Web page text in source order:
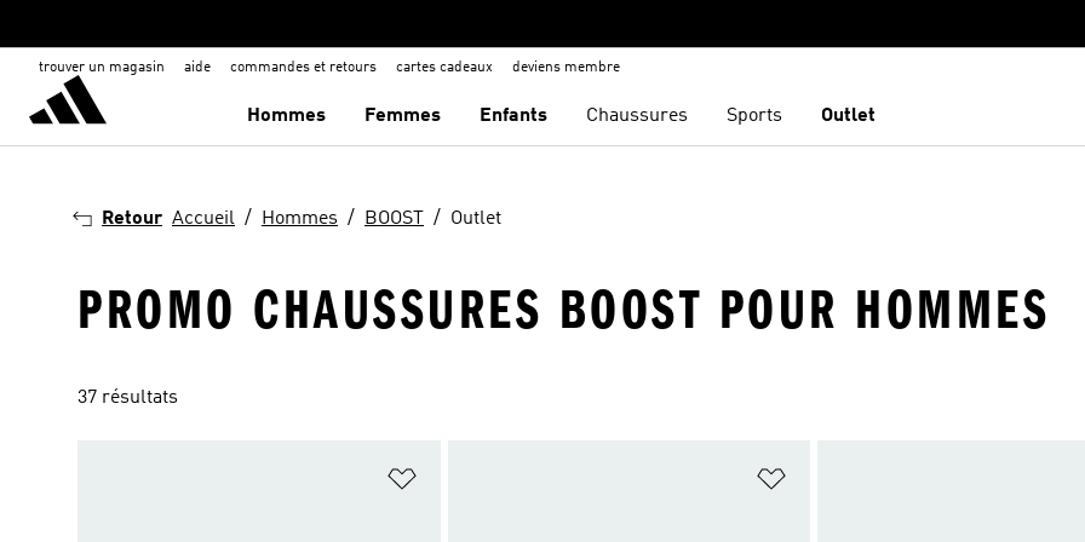
trouver un magasin aide commandes et retours cartes cadeaux deviens membre
Hommes Femmes Enfants Chaussures Sports Outlet
Retour Accueil Hommes BOOST Outlet
PROMO CHAUSSURES BOOST POUR HOMMES
37 résultats